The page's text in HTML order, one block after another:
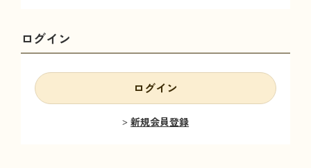
ログイン
ログイン
新規会員登録